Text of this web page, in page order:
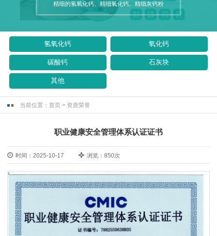
精细的氢氧化钙、精细氧化钙、精细灰钙粉
氢氧化钙 氧化钙
碳酸钙 石灰块
其他
当前位置： 首页 > 资质荣誉
职业健康安全管理体系认证证书
时间：2025-10-17 浏览：850次